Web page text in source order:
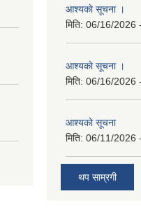
आश्यकाे सूचना ।
मिति: 06/16/2026
आश्यकाे सूचना ।
मिति: 06/16/2026
आश्यकाे सूचना
मिति: 06/11/2026
थप साम्रगी